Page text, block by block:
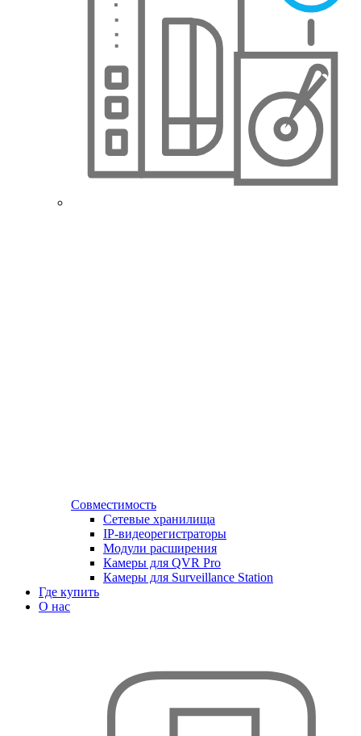
Совместимость
Сетевые хранилища
IP-видеорегистраторы
Модули расширения
Камеры для QVR Pro
Камеры для Surveillance Station
Где купить
О нас